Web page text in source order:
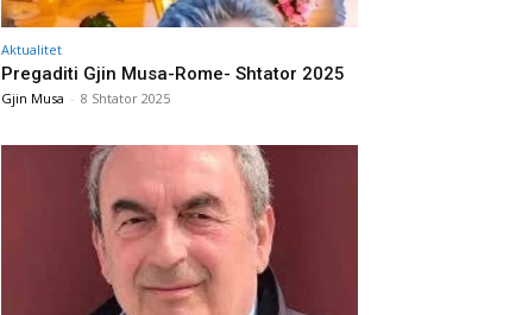
Aktualitet
Pregaditi Gjin Musa-Rome- Shtator 2025
Gjin Musa - 8 Shtator 2025